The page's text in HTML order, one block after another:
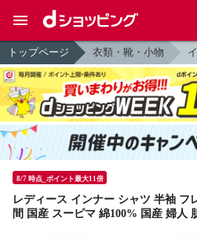
トップページ 衣類・靴・小物
8/7 時点_ポイント最大11倍
レディース インナー シャツ 半袖 フ
間 国産 スーピマ 綿100% 国産 婦人